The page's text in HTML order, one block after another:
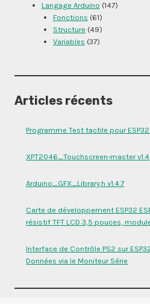
Langage Arduino (147)
Fonctions (61)
Structure(49)
Variables (37)
Articles récents
Programme Test tactile pour
XPT2046_Touchscreen-master v1.4
Arduino_GFX_Library.h v1.4.7
Carte de développement ESP32
résistif TFT LCD 3,5 pouces,
Interface de Contrôle PS2 sur
Données via le Moniteur Série